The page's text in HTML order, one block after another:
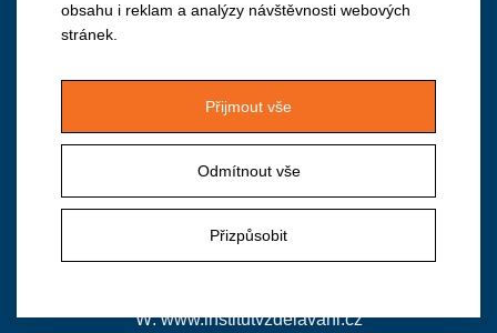
obsahu i reklam a analýzy návštěvnosti webových
stránek.
Přijmout vše
Odmítnout vše
Přizpůsobit
Kontakt
Institut vzdělávání APSS ČR
Vančurova 2904, 390 01 Tábor
M: +420 724 940 126
T/F: +420 381 213 332, předvolba 2
W:www.institutvzdelavani.cz